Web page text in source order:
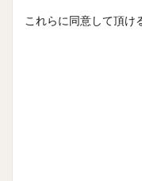
これらに同意して頂け